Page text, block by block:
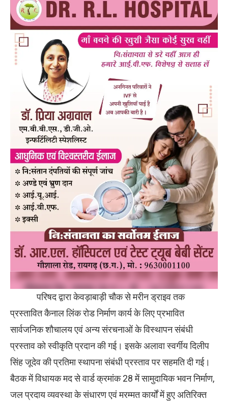
परिषद द्वारा केवड़ाबाड़ी चौक से मरीन ड्राइव तक
प्रस्तावित कैनाल लिंक रोड निर्माण कार्य के लिए प्रभावित
सार्वजनिक शौचालय एवं अन्य संरचनाओं के विस्थापन संबंधी
प्रस्ताव को स्वीकृति प्रदान की गई। इसके अलावा स्वर्गीय दिलीप
सिंह जूदेव की प्रतिमा स्थापना संबंधी प्रस्ताव पर सहमति दी गई।
बैठक में विधायक मद से वार्ड क्रमांक 28 में सामुदायिक भवन निर्माण,
जल प्रदाय व्यवस्था के संधारण एवं मरम्मत कार्यों में हुए अतिरिक्त